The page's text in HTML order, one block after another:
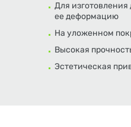
Для
ее деформацию
На уложенном
Высокая
Эстетическая